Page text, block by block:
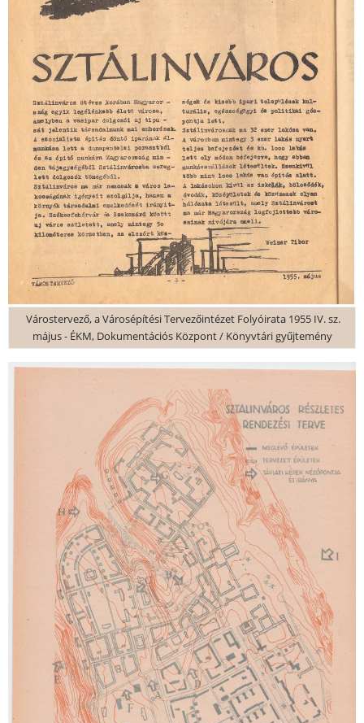
Várostervező, a Városépítési Tervezőintézet Folyóirata 1955 IV. sz.
május - ÉKM, Dokumentációs Központ / Könyvtári gyűjtemény